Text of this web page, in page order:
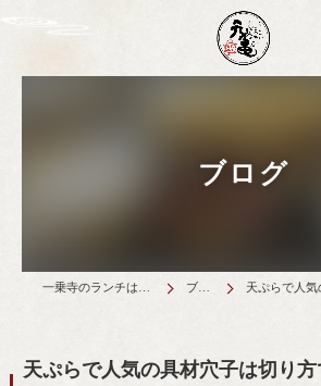
ブログ
ブログ 天ぷらで人気の具
天ぷらで人気の具材穴子は切り